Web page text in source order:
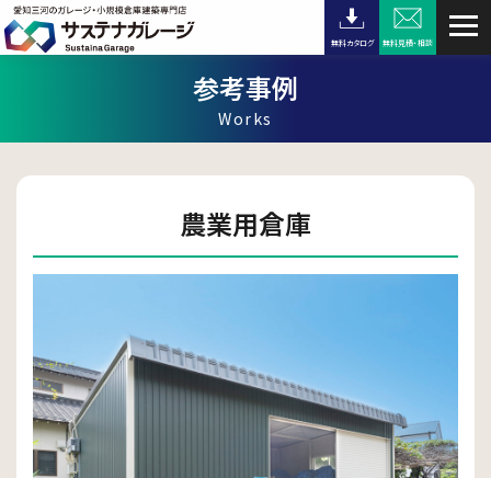
無料カタログ 無料見積・相談
参考事例
Works
農業用倉庫